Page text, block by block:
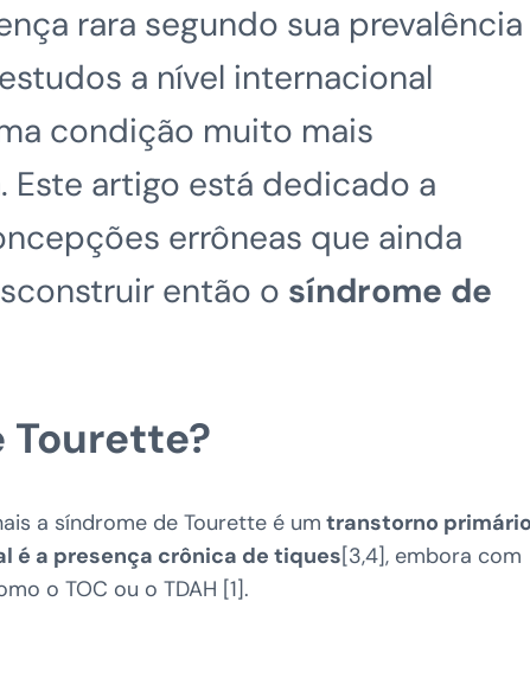
rara segundo sua prevalência
a nível internacional
condição muito mais
artigo está dedicado a
errôneas que ainda
então o síndrome de
Tourette?
a síndrome de Tourette é um transtorno primário
é a presença crônica de tiques[3,4], embora com
o TOC ou o TDAH [1].